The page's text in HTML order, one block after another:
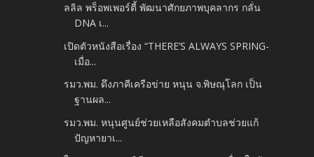
ลลิล พร็อพเพอร์ตี้ พัฒนาศักยภาพบุคลากร กลั่น
DNA เ...
เปิดตัวหนังสือเรื่อง “THERE’S ALWAYS SPRING-
เมื่อ...
รมว.พม. ดึงภาคีเครือข่าย หนุน จ.พิษณุโลก เป็น
ฐานผล...
รมว.พม. หนุนศูนย์ช่วยเหลือสังคมตำบลช่วยแก้
ปัญหายาเ...